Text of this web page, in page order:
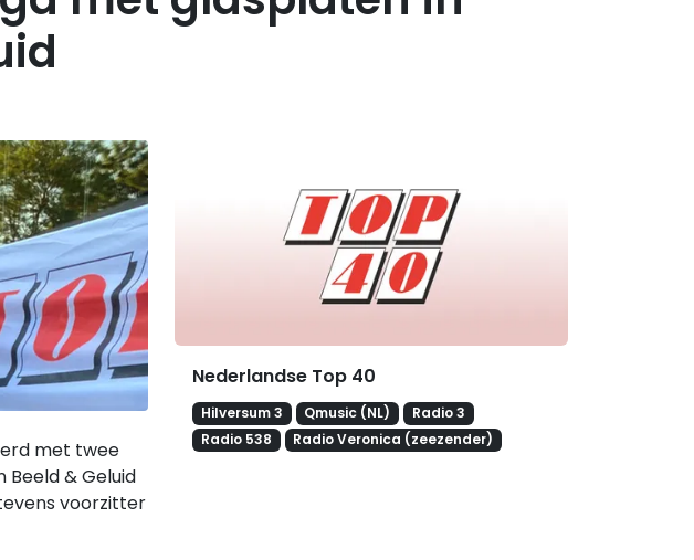
met twee
& Geluid
voorzitter
Nederlandse Top 40
Hilversum 3 Qmusic (NL)
Radio 3
Radio 538
Radio Veronica (zeezender)